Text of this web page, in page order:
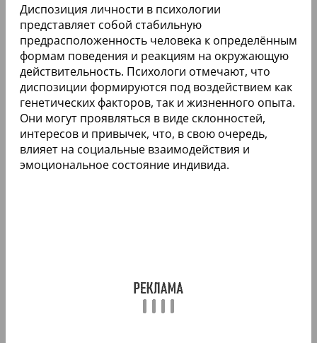
Диспозиция личности в психологии
представляет собой стабильную
предрасположенность человека к определённым
формам поведения и реакциям на окружающую
действительность. Психологи отмечают, что
диспозиции формируются под воздействием как
генетических факторов, так и жизненного опыта.
Они могут проявляться в виде склонностей,
интересов и привычек, что, в свою очередь,
влияет на социальные взаимодействия и
эмоциональное состояние индивида.